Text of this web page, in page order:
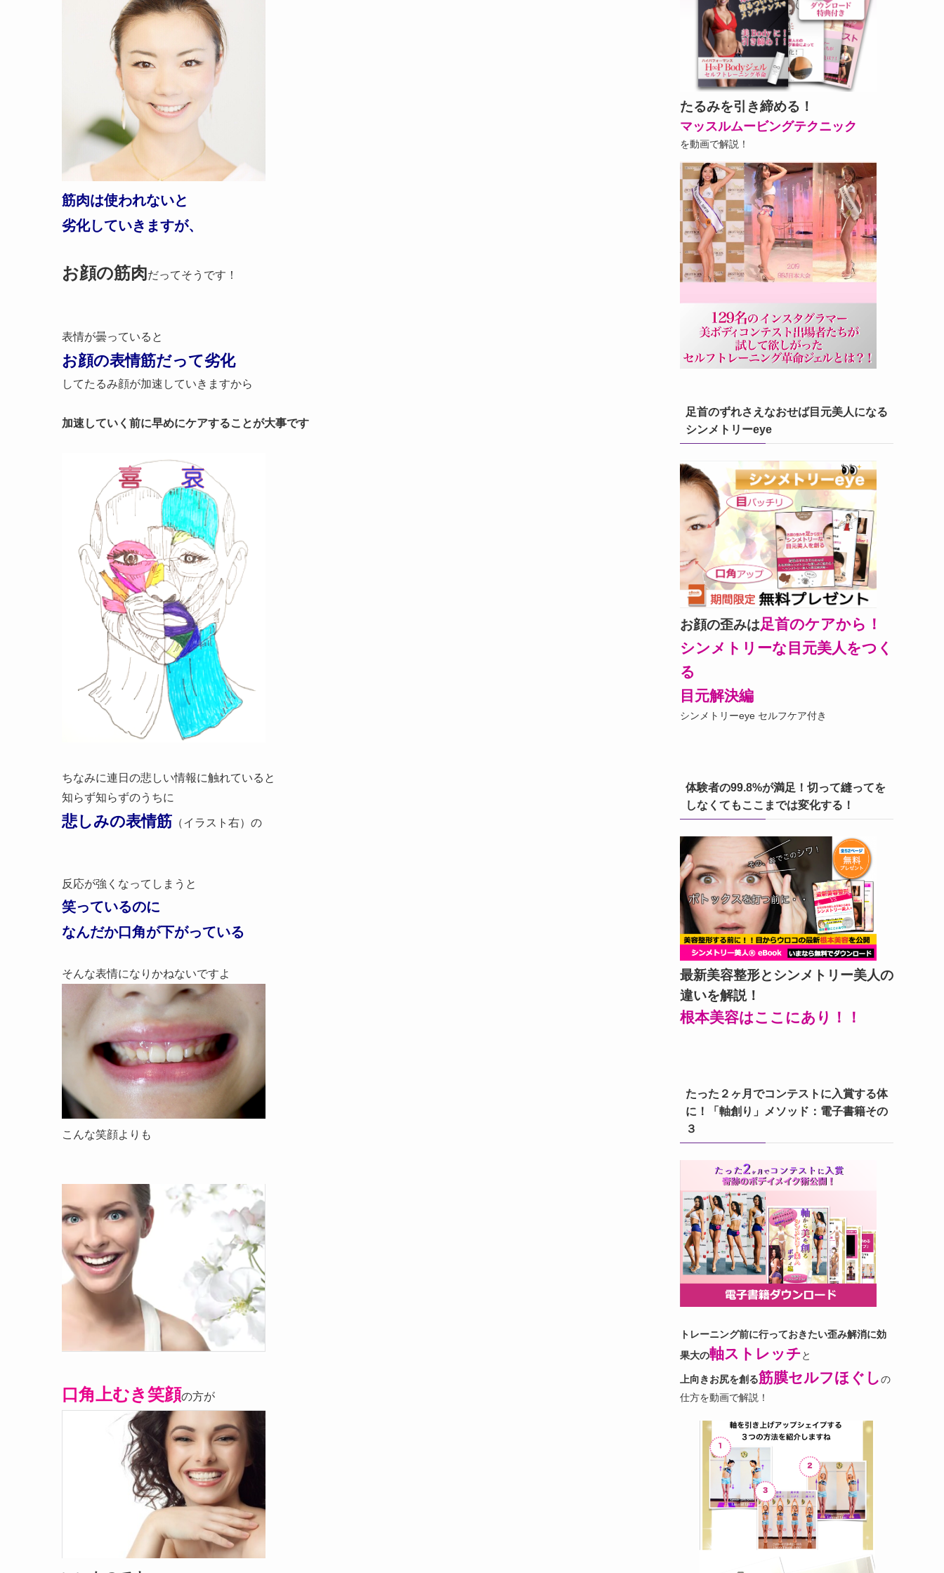
筋肉は使われないと
劣化していきますが、
お顔の筋肉だってそうです！
表情が曇っていると
お顔の表情筋だって劣化
してたるみ顔が加速していきますから
加速していく前に早めにケアすることが大事です
ちなみに連日の悲しい情報に触れていると
知らず知らずのうちに
悲しみの表情筋 （イラスト右）の
反応が強くなってしまうと
笑っているのに
なんだか口角が下がっている
そんな表情になりかねないですよ
こんな笑顔よりも
口角上むき笑顔の方が
たるみを引き締める！
マッスルムービングテクニック
を動画で解説！
足首のずれさえなおせば目元美人になる
シンメトリーeye
お顔の歪みは足首のケアから！
シンメトリーな目元美人をつく
る
目元解決編
シンメトリーeye セルフケア付き
体験者の99.8%が満足！切って縫ってを
しなくてもここまでは変化する！
最新美容整形とシンメトリー美人の
違いを解説！
根本美容はここにあり！！
たった２ヶ月でコンテストに入賞する体
に！「軸創り」メソッド：電子書籍その
３
トレーニング前に行っておきたい歪み解消に効
果大の軸ストレッチと
上向きお尻を創る筋膜セルフほぐしの
仕方を動画で解説！